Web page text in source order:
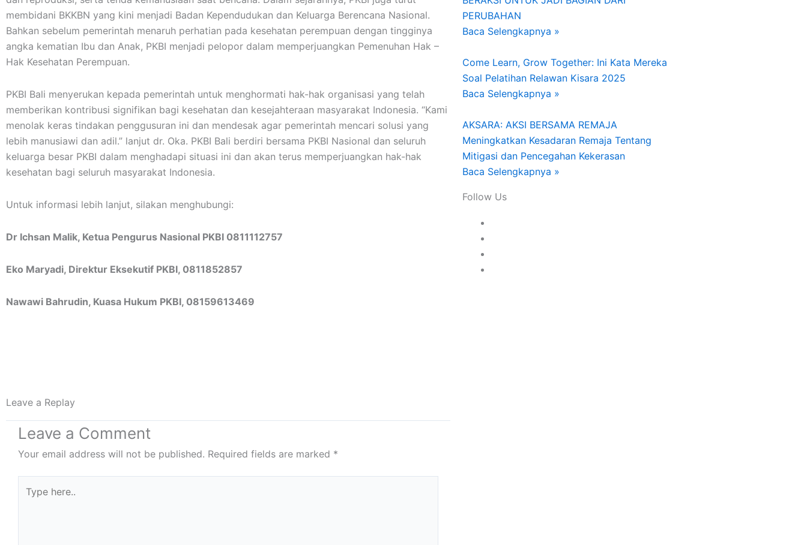
membidani BKKBN yang kini menjadi Badan Kependudukan dan Keluarga Berencana Nasional.
Bahkan sebelum pemerintah menaruh perhatian pada kesehatan perempuan dengan tingginya
angka kematian Ibu dan Anak, PKBI menjadi pelopor dalam memperjuangkan Pemenuhan Hak –
Hak Kesehatan Perempuan.
PKBI Bali menyerukan kepada pemerintah untuk menghormati hak-hak organisasi yang telah
memberikan kontribusi signifikan bagi kesehatan dan kesejahteraan masyarakat Indonesia. “Kami
menolak keras tindakan penggusuran ini dan mendesak agar pemerintah mencari solusi yang
lebih manusiawi dan adil.” lanjut dr. Oka. PKBI Bali berdiri bersama PKBI Nasional dan seluruh
keluarga besar PKBI dalam menghadapi situasi ini dan akan terus memperjuangkan hak-hak
kesehatan bagi seluruh masyarakat Indonesia.
Untuk informasi lebih lanjut, silakan menghubungi:
Dr Ichsan Malik, Ketua Pengurus Nasional PKBI 0811112757
Eko Maryadi, Direktur Eksekutif PKBI, 0811852857
Nawawi Bahrudin, Kuasa Hukum PKBI, 08159613469
Leave a Replay
Leave a Comment
Your email address will not be published. Required fields are marked *
here..
PERUBAHAN
Baca Selengkapnya »
Come Learn, Grow Together: Ini Kata Mereka
Soal Pelatihan Relawan Kisara 2025
Baca Selengkapnya »
AKSARA: AKSI BERSAMA REMAJA
Meningkatkan Kesadaran Remaja Tentang
Mitigasi dan Pencegahan Kekerasan
Baca Selengkapnya »
Follow Us